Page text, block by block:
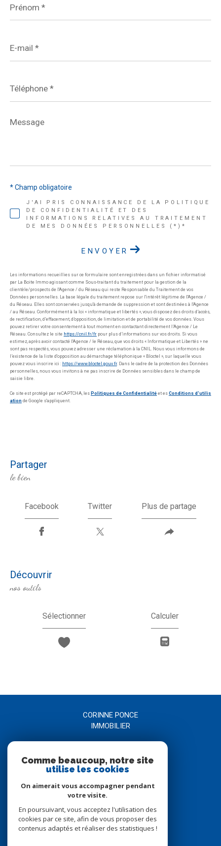
*
mail
*
*
Message
*
J'AI PRIS CONNAISSANCE DE LA POLITIQUE
DE CONFIDENTIALITÉ ET DES
INFORMATIONS RELATIVES AU TRAITEMENT
DE MES DONNÉES PERSONNELLES (*)*
* Champ obligatoire
ENVOYER
Les informations recueillies sur ce formulaire sont enregistrées dans un fichier informatisé
par La Boite Immo agissant comme Sous-traitant du traitement pour la gestion de la
clientèle/prospects de l'Agence / du Réseau qui reste Responsable du Traitement de vos
Données personnelles. La base légale du traitement repose sur l'intérêt légitime de l'Agence /
du Réseau. Elles sont conservées jusqu'à demande de suppression et sont destinées à l'Agence
/ au Réseau. Conformément à la loi « informatique et libertés », vous disposez des droits d’accès,
de rectification, d’effacement, d’opposition, de limitation et de portabilité de vos données. Vous
pouvez retirer votre consentement à tout moment en contactant directement l’Agence / Le
Réseau. Consultez le site https://cnil.fr/fr pour plus d’informations sur vos droits. Si vous
estimez, après avoir contacté l'Agence / le Réseau, que vos droits « Informatique et Libertés » ne
sont pas respectés, vous pouvez adresser une réclamation à la CNIL. Nous vous informons de
l’existence de la liste d'opposition au démarchage téléphonique « Bloctel », sur laquelle vous
pouvez vous inscrire ici : https://www.bloctel.gouv.fr. Dans le cadre de la protection des Données
personnelles, nous vous invitons à ne pas inscrire de Données sensibles dans le champ de
saisie libre.
Ce site est protégé par reCAPTCHA, les Politiques de Confidentialité et es Conditions d'utilis
ation de Google s'appliquent.
partager
le bien
Facebook Twitter Plus de partage
découvrir
nos outils
Sélectionner Calculer
CORINNE PONCE
IMMOBILIER
agence@corinneponce.com
7, Avenue Jean Jaurès
Nous suivre sur
Comme beaucoup, notre site
utilise les cookies
On aimerait vous accompagner pendant
votre visite.
En poursuivant, vous acceptez l'utilisation des
cookies par ce site, afin de vous proposer des
contenus adaptés et réaliser des statistiques !